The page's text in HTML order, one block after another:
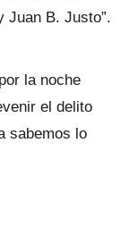
Juan B. Justo”.
la noche
el delito
sabemos lo